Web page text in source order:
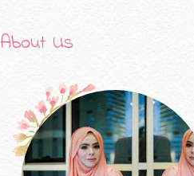
About Us